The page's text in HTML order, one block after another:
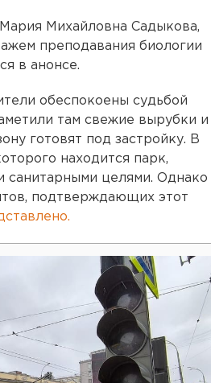
Михайловна Садыкова,
преподавания биологии
в анонсе.
обеспокоены судьбой
там свежие вырубки и
готовят под застройку. В
находится парк,
санитарными целями. Однако
подтверждающих этот